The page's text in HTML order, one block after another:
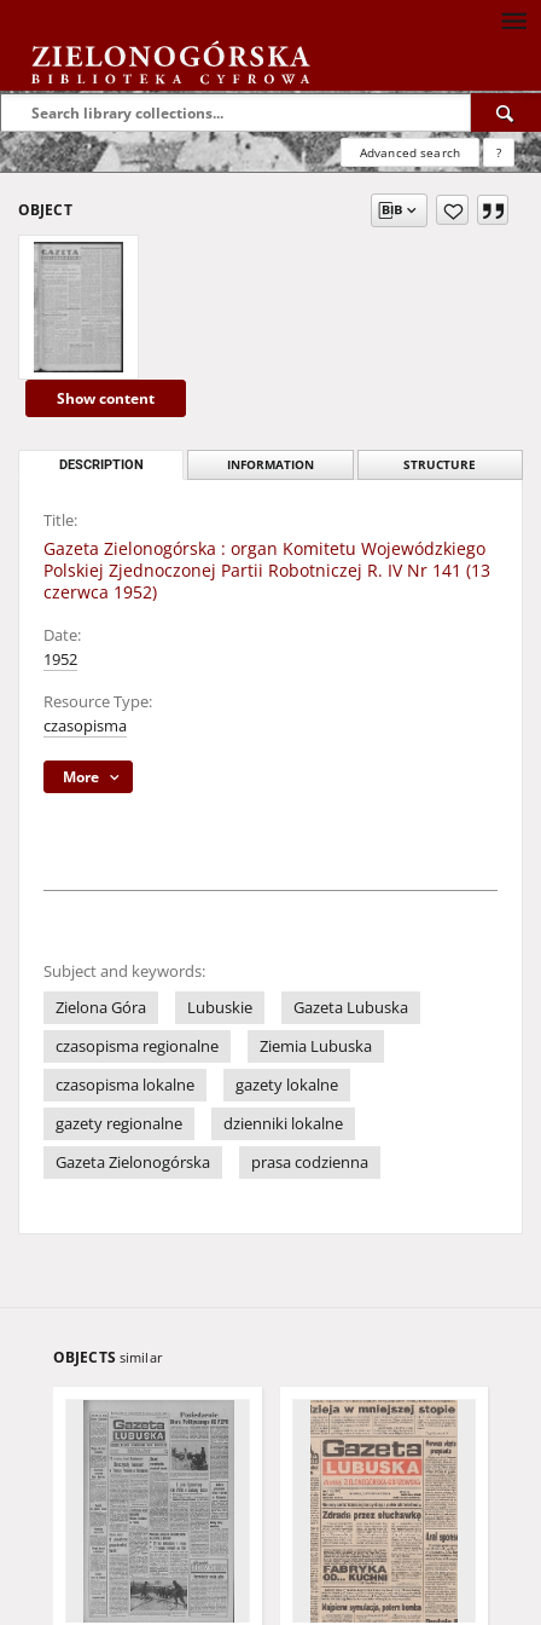
Advanced search ?
OBJECT
Show content
DESCRIPTION INFORMATION STRUCTURE
Title:
Gazeta Zielonogórska : organ Komitetu Wojewódzkiego
Polskiej Zjednoczonej Partii Robotniczej R. IV Nr 141 (13
czerwca 1952)
Date:
1952
Resource Type:
czasopisma
More
Subject and keywords:
Zielona Góra
Lubuskie
Gazeta Lubuska
czasopisma regionalne
Ziemia Lubuska
czasopisma lokalne
gazety lokalne
gazety regionalne
dzienniki lokalne
Gazeta Zielonogórska
prasa codzienna
OBJECTS similar